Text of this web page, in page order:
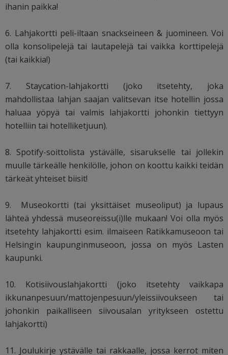
ihanin paikka!
6. Lahjakortti peli-iltaan snackseineen & juomineen. Voi
olla konsolipelejä tai lautapelejä tai vaikka korttipelejä
(tai kaikkia!)
7. Staycation-lahjakortti (joko itsetehty, joka
mahdollistaa lahjan saajan valitsevan itse hotellin jossa
haluaa yöpyä tai valmis lahjakortti johonkin tiettyyn
hotelliin tai hotelliketjuun).
8. Spotify-soittolista ystävälle, sisarukselle tai jollekin
muulle tärkeälle henkilölle, johon on koottu kaikki teidän
tärkeät yhteiset biisit!
9. Museokortti (tai yksittäiset museoliput) ja lupaus
lähteä yhdessä museoreissu(i)lle mukaan! Voi olla myös
itsetehty lahjakortti esim. ilmaiseen Ratikkamuseoon tai
Helsingin kaupunginmuseoon, jossa on myös Lasten
kaupunki.
10. Kotisiivouslahjakortti (joko itsetehty vaikkapa
ikkunanpesuun/mattojenpesuun/yleissiivoukseen tai
johonkin paikalliseen siivousalan yritykseen ostettu
lahjakortti)
11. Joulukirje ystävälle tai rakkaalle, jossa kerrot miten